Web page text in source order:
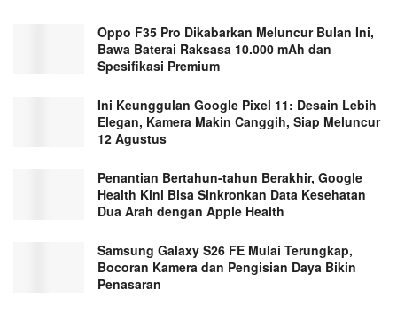
Oppo F35 Pro Dikabarkan Meluncur Bulan Ini,
Bawa Baterai Raksasa 10.000 mAh dan
Spesifikasi Premium
Ini Keunggulan Google Pixel 11: Desain Lebih
Elegan, Kamera Makin Canggih, Siap Meluncur
12 Agustus
Penantian Bertahun-tahun Berakhir, Google
Health Kini Bisa Sinkronkan Data Kesehatan
Dua Arah dengan Apple Health
Samsung Galaxy S26 FE Mulai Terungkap,
Bocoran Kamera dan Pengisian Daya Bikin
Penasaran